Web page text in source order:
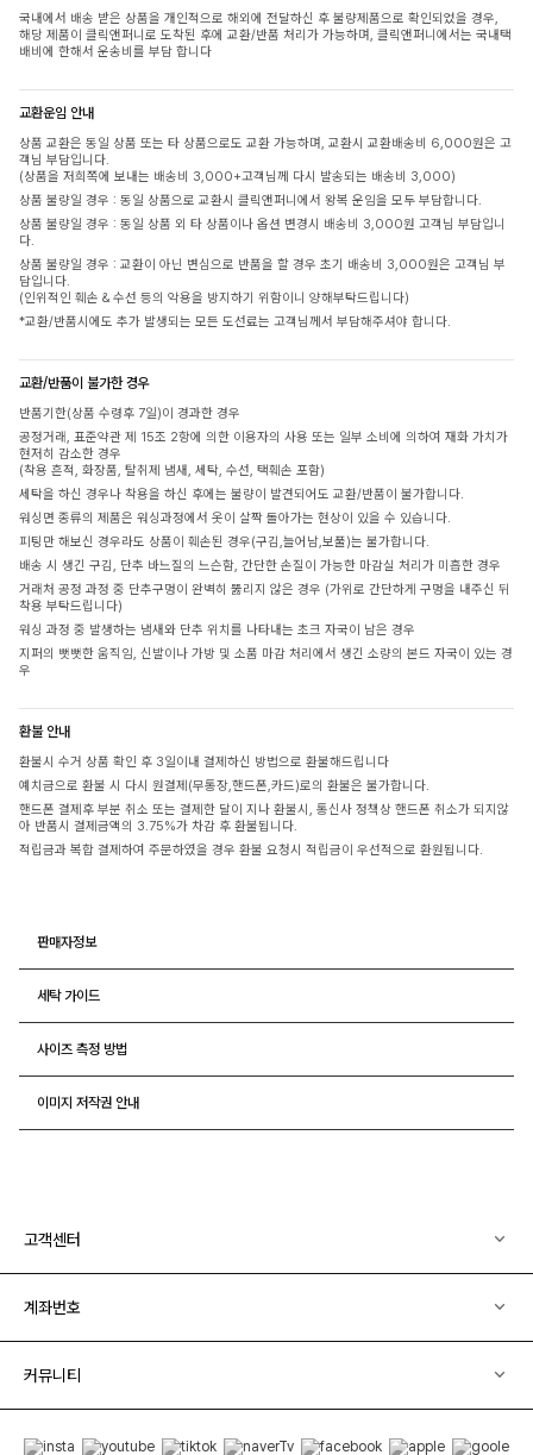
국내에서 배송 받은 상품을 개인적으로 해외에 전달하신 후 불량제품으로 확인되었을 경우,
해당 제품이 클릭앤퍼니로 도착된 후에 교환/반품 처리가 가능하며, 클릭앤퍼니에서는 국내택
배비에 한해서 운송비를 부담 합니다
교환운임 안내
상품 교환은 동일 상품 또는 타 상품으로도 교환 가능하며, 교환시 교환배송비 6,000원은 고
객님 부담입니다.
(상품을 저희쪽에 보내는 배송비 3,000+고객님께 다시 발송되는 배송비 3,000)
상품 불량일 경우 : 동일 상품으로 교환시 클릭앤퍼니에서 왕복 운임을 모두 부담합니다.
상품 불량일 경우 : 동일 상품 외 타 상품이나 옵션 변경시 배송비 3,000원 고객님 부담입니
다.
상품 불량일 경우 : 교환이 아닌 변심으로 반품을 할 경우 초기 배송비 3,000원은 고객님 부
담입니다.
(인위적인 훼손 & 수선 등의 악용을 방지하기 위함이니 양해부탁드립니다)
*교환/반품시에도 추가 발생되는 모든 도선료는 고객님께서 부담해주셔야 합니다.
교환/반품이 불가한 경우
반품기한(상품 수령후 7일)이 경과한 경우
공정거래, 표준약관 제 15조 2항에 의한 이용자의 사용 또는 일부 소비에 의하여 재화 가치가
현저히 감소한 경우
(착용 흔적, 화장품, 탈취제 냄새, 세탁, 수선, 택훼손 포함)
세탁을 하신 경우나 착용을 하신 후에는 불량이 발견되어도 교환/반품이 불가합니다.
워싱면 종류의 제품은 워싱과정에서 옷이 살짝 돌아가는 현상이 있을 수 있습니다.
피팅만 해보신 경우라도 상품이 훼손된 경우(구김,늘어남,보풀)는 불가합니다.
배송 시 생긴 구김, 단추 바느질의 느슨함, 간단한 손질이 가능한 마감실 처리가 미흡한 경우
거래처 공정 과정 중 단추구멍이 완벽히 뚫리지 않은 경우 (가위로 간단하게 구멍을 내주신 뒤
착용 부탁드립니다)
워싱 과정 중 발생하는 냄새와 단추 위치를 나타내는 초크 자국이 남은 경우
지퍼의 뻣뻣한 움직임, 신발이나 가방 및 소품 마감 처리에서 생긴 소량의 본드 자국이 있는 경
우
환불 안내
환불시 수거 상품 확인 후 3일이내 결제하신 방법으로 환불해드립니다
예치금으로 환불 시 다시 원결제(무통장,핸드폰,카드)로의 환불은 불가합니다.
핸드폰 결제후 부분 취소 또는 결제한 달이 지나 환불시, 통신사 정책상 핸드폰 취소가 되지않
아 반품시 결제금액의 3.75%가 차감 후 환불됩니다.
적립금과 복합 결제하여 주문하였을 경우 환불 요청시 적립금이 우선적으로 환원됩니다.
판매자정보
세탁 가이드
사이즈 측정 방법
이미지 저작권 안내
고객센터
계좌번호
커뮤니티